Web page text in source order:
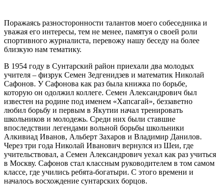
Поражаясь разносторонности талантов моего собеседника и
уважая его интересы, тем не менее, памятуя о своей роли
спортивного журналиста, перевожу нашу беседу на более
близкую нам тематику.
В 1954 году в Сунтарский район приехали два молодых
учителя – физрук Семен Зедгенидзев и математик Николай
Сафонов. У Сафонова как раз была книжка по борьбе,
которую он одолжил коллеге. Семен Александрович был
известен на родине под именем «Хапсагай», беззаветно
любил борьбу и первым в Якутии начал тренировать
школьников и молодежь. Среди них были ставшие
впоследствии легендами вольной борьбы школьники
Алкивиад Иванов, Альберт Захаров и Владимир Данилов.
Через три года Николай Иванович вернулся из Шеи, где
учительствовал, а Семен Александрович уехал как раз учиться
в Москву. Сафонов стал классным руководителем в том самом
классе, где учились ребята-богатыри. С этого времени и
началось восхождение сунтарских борцов.